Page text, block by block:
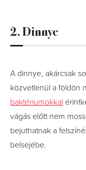
2. Dinnye
A dinnye, akárcsak
közvetlenül a földön
baktériumokkal
vágás előtt nem
bejuthatnak a
belsejébe.